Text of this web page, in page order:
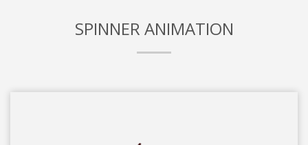
SPINNER ANIMATION